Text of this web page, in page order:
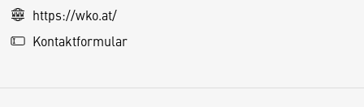
https://wko.at/
Kontaktformular
S
e